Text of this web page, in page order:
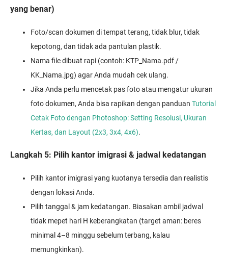
yang benar)
Foto/scan dokumen di tempat terang, tidak blur, tidak
kepotong, dan tidak ada pantulan plastik.
Nama file dibuat rapi (contoh: KTP_Nama.pdf /
KK_Nama.jpg) agar Anda mudah cek ulang.
Jika Anda perlu mencetak pas foto atau mengatur ukuran
foto dokumen, Anda bisa rapikan dengan panduan Tutorial
Cetak Foto dengan Photoshop: Setting Resolusi, Ukuran
Kertas, dan Layout (2x3, 3x4, 4x6).
Langkah 5: Pilih kantor imigrasi & jadwal kedatangan
Pilih kantor imigrasi yang kuotanya tersedia dan realistis
dengan lokasi Anda.
Pilih tanggal & jam kedatangan. Biasakan ambil jadwal
tidak mepet hari H keberangkatan (target aman: beres
minimal 4–8 minggu sebelum terbang, kalau
memungkinkan).